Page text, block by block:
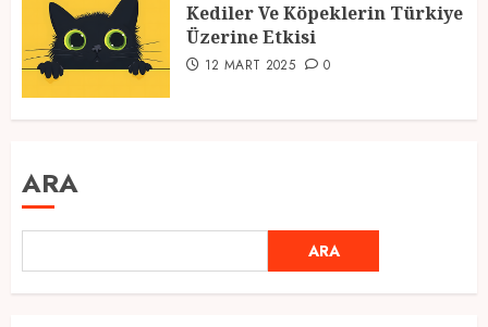
Kediler Ve Köpeklerin Türkiye
Üzerine Etkisi
12 MART 2025 0
ARA
ARA